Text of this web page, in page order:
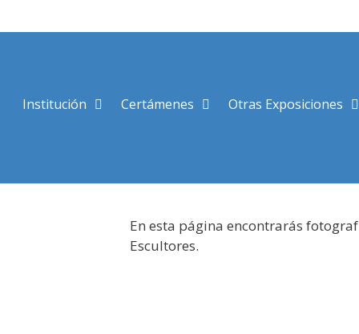
al
Institución Certámenes Otras Exposiciones
En esta página encontrarás
Escultores.